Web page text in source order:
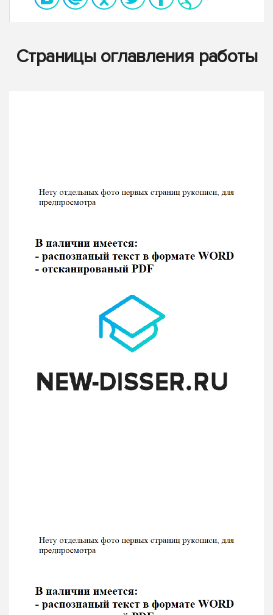
Страницы оглавления работы